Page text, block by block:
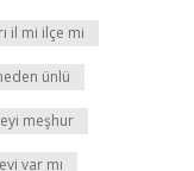
il mi ilçe mi
ünlü
meşhur
var mı